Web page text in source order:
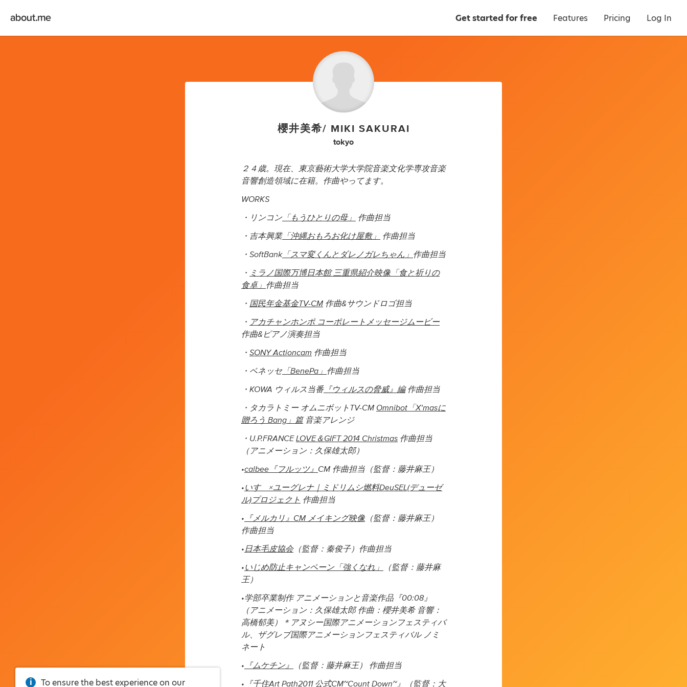
Get started for free Features Pricing Log In
櫻井美希/ MIKI SAKURAI
tokyo
２４歳。現在、東京藝術大学大学院音楽文化学専攻音楽
音響創造領域に在籍。作曲やってます。
WORKS
・リンコン「もうひとりの母」 作曲担当
・吉本興業「沖縄おもろお化け屋敷」 作曲担当
・SoftBank「スマ変くんとダレノガレちゃん」 作曲担当
・ ミラノ国際万博日本館 三重県紹介映像「食と祈りの
食卓」 作曲担当
・ 国民年金基金TV-CM 作曲&サウンドロゴ担当
・ アカチャンホンポ コーポレートメッセージムービー
作曲&ピアノ演奏担当
・ SONY Actioncam 作曲担当
・ベネッセ「BenePa」 作曲担当
・KOWA ウィルス当番『ウィルスの脅威』編作曲担当
・タカラトミー オムニボットTV-CM Omnibot「X’masに
贈ろう Bang」篇音楽アレンジ
・U.P.FRANCELOVE＆GIFT 2014 Christmas 作曲担当
（アニメーション：久保雄太郎）
•calbee『フルッツ』 CM 作曲担当（監督：藤井麻王）
•いすゞ×ユーグレナ｜ミドリムシ燃料DeuSEL(デューゼ
ル)プロジェクト 作曲担当
• 『メルカリ』CM メイキング映像 （監督：藤井麻王）
作曲担当
•日本毛皮協会（監督：秦俊子）作曲担当
•いじめ防止キャンペーン「強くなれ」
（監督：藤井麻
王）
•学部卒業制作 アニメーションと音楽作品『00:08』
（アニメーション：久保雄太郎 作曲：櫻井美希 音響：
高橋郁美）＊アヌシー国際アニメーションフェスティバ
ル、ザグレブ国際アニメーションフェスティバル ノミ
ネート
• 『ムケチン』
（監督：藤井麻王） 作曲担当
• 『千住Art Path2011 公式CM~Count Down~』 （監督：大
To ensure the best experience on our